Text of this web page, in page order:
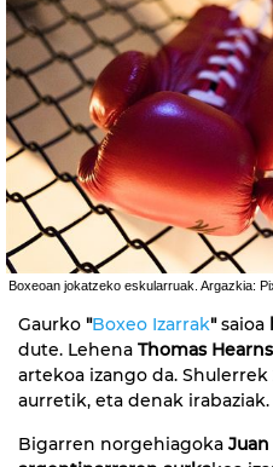
Boxeoan jokatzeko eskularruak. Argazkia:
Gaurko "Boxeo Izarrak"saioa
dute. Lehena Thomas
artekoa izango da.
aurretik, eta denak irabaziak.
Bigarren norgehiagoka